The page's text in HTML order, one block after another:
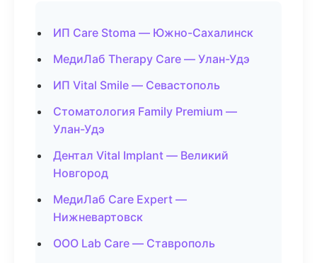
ИП Care Stoma — Южно-Сахалинск
МедиЛаб Therapy Care — Улан-Удэ
ИП Vital Smile — Севастополь
Стоматология Family Premium —
Улан-Удэ
Дентал Vital Implant — Великий
Новгород
МедиЛаб Care Expert —
Нижневартовск
ООО Lab Care — Ставрополь